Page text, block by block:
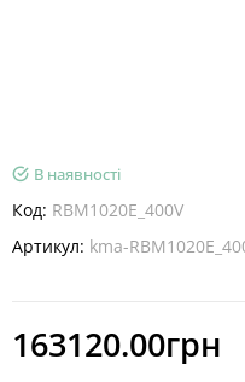
В наявності
Код: RBM1020E_400V
Артикул: kma-
163120.00грн